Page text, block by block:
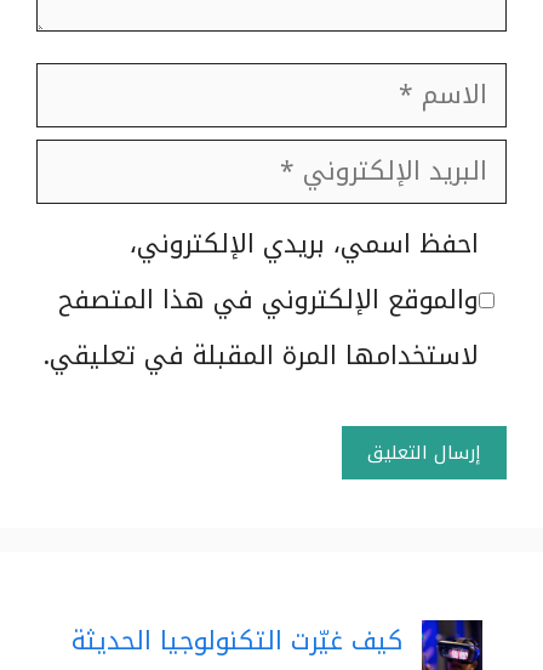
الاسم
البريد
الإلكتروني
الموقع
الإلكتروني
احفظ اسمي، بريدي الإلكتروني،
والموقع الإلكتروني في هذا المتصفح
لاستخدامها المرة المقبلة في تعليقي.
كيف غيّرت التكنولوجيا الحديثة